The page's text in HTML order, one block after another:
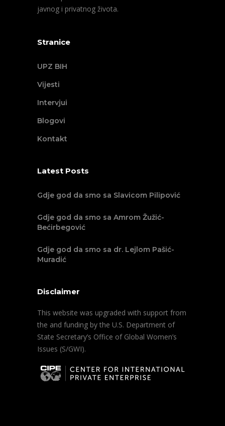
javnog i privatnog života.
Stranice
UPZ BIH
Vijesti
Intervjui
Blogovi
Kontakt
Latest Posts
Gdje god da smo sa Slavicom Pilipović
Gdje god da smo sa Amrom Žužić-
Bećirbegović
Gdje god da smo sa dr. Lejlom Pašić-
Muradić
Disclaimer
This website was upgraded with support from
the and funding by the U.S. Department of
State Secretary’s Office of Global Women’s
Issues (S/GWI).